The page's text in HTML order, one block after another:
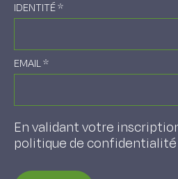
IDENTITÉ*
EMAIL*
En validant votre
politique de